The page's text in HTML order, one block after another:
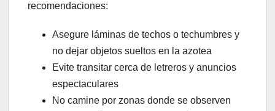
recomendaciones:
Asegure láminas de techos o techumbres y
no dejar objetos sueltos en la azotea
Evite transitar cerca de letreros y anuncios
espectaculares
No camine por zonas donde se observen